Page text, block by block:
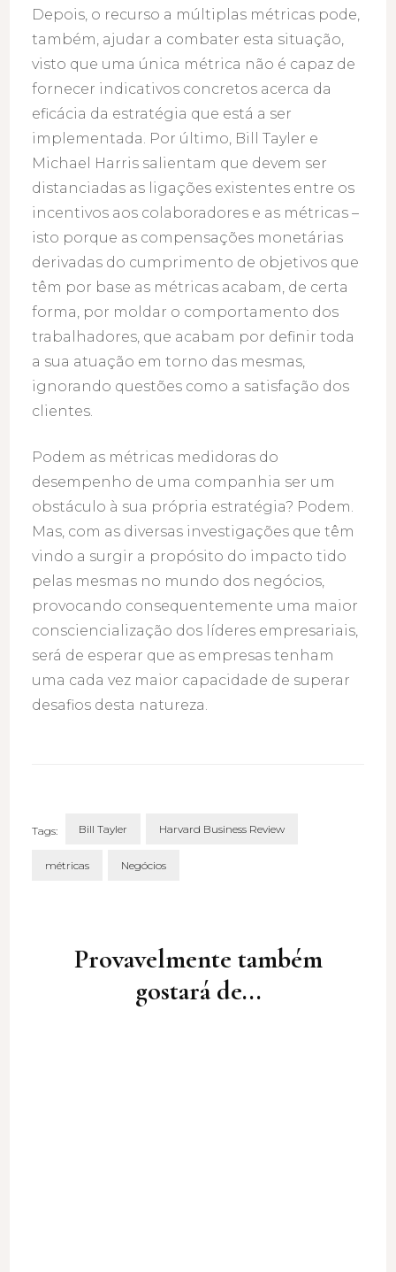
Depois, o recurso a múltiplas métricas pode,
também, ajudar a combater esta situação,
visto que uma única métrica não é capaz de
fornecer indicativos concretos acerca da
eficácia da estratégia que está a ser
implementada. Por último, Bill Tayler e
Michael Harris salientam que devem ser
distanciadas as ligações existentes entre os
incentivos aos colaboradores e as métricas –
isto porque as compensações monetárias
derivadas do cumprimento de objetivos que
têm por base as métricas acabam, de certa
forma, por moldar o comportamento dos
trabalhadores, que acabam por definir toda
a sua atuação em torno das mesmas,
ignorando questões como a satisfação dos
clientes.
Podem as métricas medidoras do
desempenho de uma companhia ser um
obstáculo à sua própria estratégia? Podem.
Mas, com as diversas investigações que têm
vindo a surgir a propósito do impacto tido
pelas mesmas no mundo dos negócios,
provocando consequentemente uma maior
consciencialização dos líderes empresariais,
será de esperar que as empresas tenham
uma cada vez maior capacidade de superar
desafios desta natureza.
Tags: Bill Tayler Harvard Business Review
métricas Negócios
Provavelmente também
gostará de...